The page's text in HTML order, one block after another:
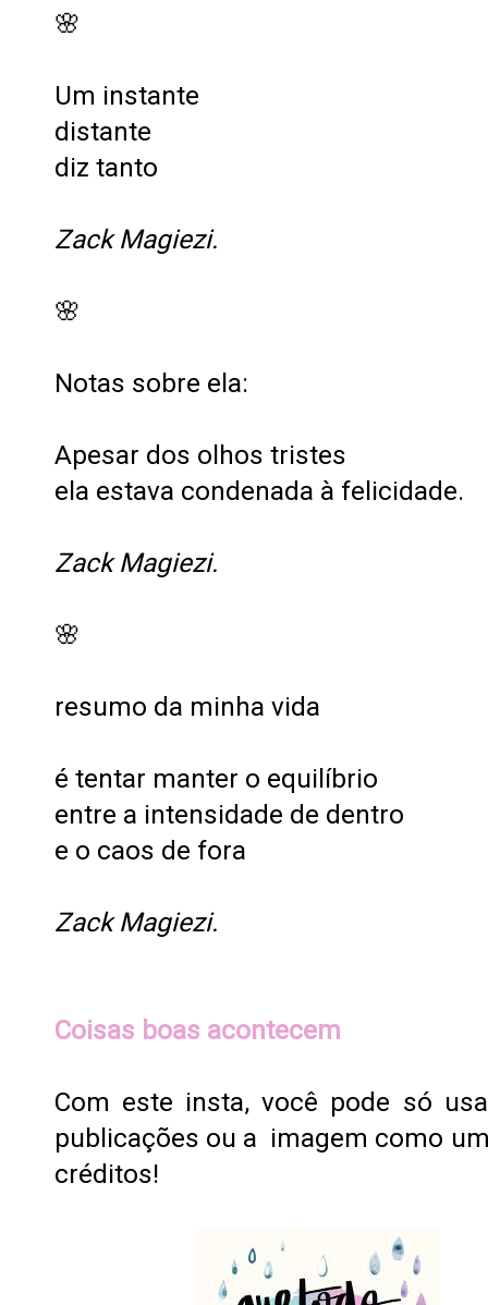
🌸
Um instante
distante
diz tanto
Zack Magiezi.
🌸
Notas sobre ela:
Apesar dos olhos tristes
ela estava condenada à felicidade.
Zack Magiezi.
🌸
resumo da minha vida
é tentar manter o equilíbrio
entre a intensidade de dentro
e o caos de fora
Zack Magiezi.
Coisas boas acontecem
Com este insta, você pode só
publicações ou a imagem como
créditos!